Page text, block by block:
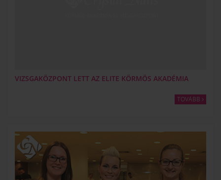
VIZSGAKÖZPONT LETT AZ ELITE KÖRMÖS AKADÉMIA
TOVÁBB